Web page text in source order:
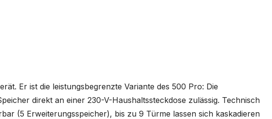
Er ist die leistungsbegrenzte Variante des 500 Pro: Die
direkt an einer 230-V-Haushaltssteckdose zulässig. Technisch
(5 Erweiterungsspeicher), bis zu 9 Türme lassen sich kaskadieren